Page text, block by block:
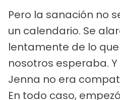
Pero la sanación no
un calendario. Se
lentamente de lo
nosotros esperaba.
Jenna no era
En todo caso,